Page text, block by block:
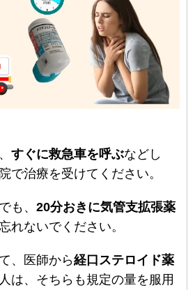
すぐに救急車を呼ぶなどし
で治療を受けてください。
も、20分おきに気管支拡張薬
れないでください。
、医師から経口ステロイド薬
は、そちらも規定の量を服用